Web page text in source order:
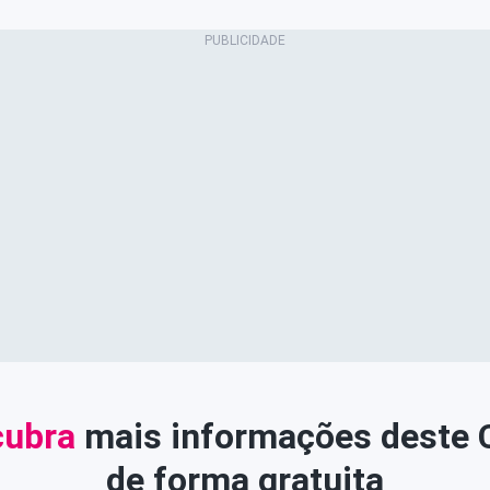
mais informações deste
de forma gratuita